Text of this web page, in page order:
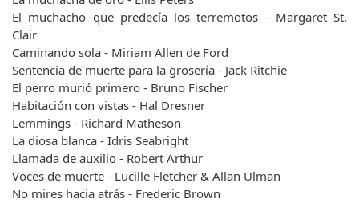
El muchacho que predecía los terremotos - Margaret St.
Clair
Caminando sola - Miriam Allen de Ford
Sentencia de muerte para la grosería - Jack Ritchie
El perro murió primero - Bruno Fischer
Habitación con vistas - Hal Dresner
Lemmings - Richard Matheson
La diosa blanca - Idris Seabright
Llamada de auxilio - Robert Arthur
Voces de muerte - Lucille Fletcher & Allan Ulman
No mires hacia atrás - Frederic Brown